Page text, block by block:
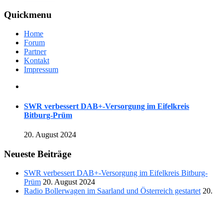
Quickmenu
Home
Forum
Partner
Kontakt
Impressum
SWR verbessert DAB+-Versorgung im Eifelkreis
Bitburg-Prüm
20. August 2024
Neueste Beiträge
SWR verbessert DAB+-Versorgung im Eifelkreis Bitburg-
Prüm 20. August 2024
Radio Bollerwagen im Saarland und Österreich gestartet 20.